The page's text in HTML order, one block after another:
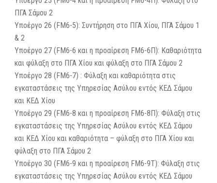
ΠΓΑ Σάμου 2
Υποέργο 26 (FM6-5): Συντήρηση στο ΠΓΑ Χίου, ΠΓΑ Σάμου 1
& 2
Υποέργο 27 (FM6-6 και η προαίρεση FM6-6Π): Καθαριότητα
και φύλαξη στο ΠΓΑ Χίου και φύλαξη στο ΠΓΑ Σάμου 2
Υποέργο 28 (FM6-7) : Φύλαξη και καθαριότητα στις
εγκαταστάσεις της Υπηρεσίας Ασύλου εντός ΚΕΔ Σάμου
και ΚΕΔ Χίου
Υποέργο 29 (FM6-8 και η προαίρεση FM6-8Π): Φύλαξη στις
εγκαταστάσεις της Υπηρεσίας Ασύλου εντός ΚΕΔ Σάμου
και ΚΕΔ Χίου και καθαριότητα – φύλαξη στο ΠΓΑ Χίου και
φύλαξη στο ΠΓΑ Σάμου 2
Υποέργο 30 (FM6-9 και η προαίρεση FM6-9Τ): Φύλαξη στις
εγκαταστάσεις της Υπηρεσίας Ασύλου εντός ΚΕΔ Σάμου